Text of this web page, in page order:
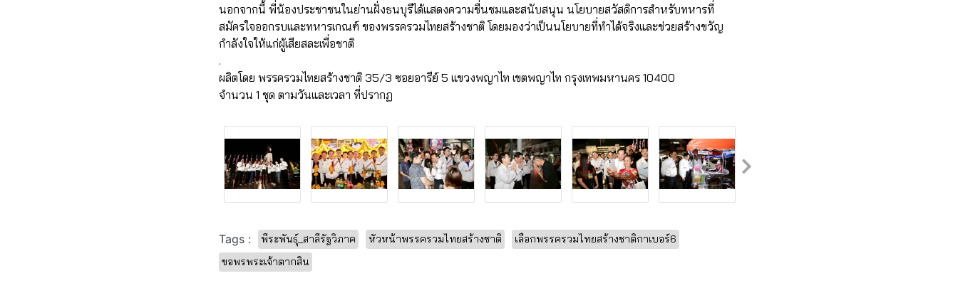
นอกจากนี้ พี่น้องประชาชนในย่านฝั่งธนบุรีได้แสดงความชื่นชมและสนับสนุน นโยบายสวัสดิการสำหรับทหารที่
สมัครใจออกรบและทหารเกณฑ์ ของพรรครวมไทยสร้างชาติ โดยมองว่าเป็นนโยบายที่ทำได้จริงและช่วยสร้างขวัญ
กำลังใจให้แก่ผู้เสียสละเพื่อชาติ
.
ผลิตโดย พรรครวมไทยสร้างชาติ 35/3 ซอยอารีย์ 5 แขวงพญาไท เขตพญาไท กรุงเทพมหานคร 10400
จำนวน 1 ชุด ตามวันและเวลา ที่ปรากฏ
Tags : พีระพันธุ์_สาลีรัฐวิภาค หัวหน้าพรรครวมไทยสร้างชาติ
เลือกพรรครวมไทยสร้างชาติกาเบอร์6
ขอพรพระเจ้าตากสิน